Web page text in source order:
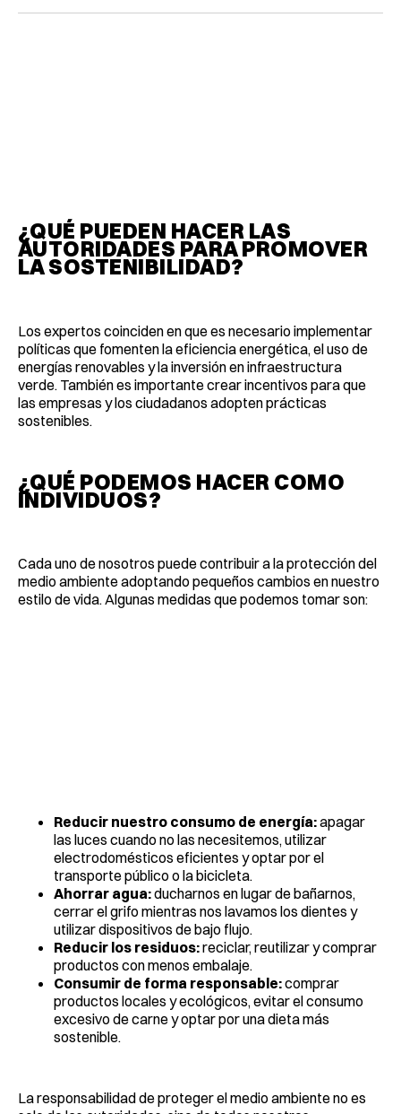
¿QUÉ PUEDEN HACER LAS
AUTORIDADES PARA PROMOVER
LA SOSTENIBILIDAD?
Los expertos coinciden en que es necesario implementar
políticas que fomenten la eficiencia energética, el uso de
energías renovables y la inversión en infraestructura
verde. También es importante crear incentivos para que
las empresas y los ciudadanos adopten prácticas
sostenibles.
¿QUÉ PODEMOS HACER COMO
INDIVIDUOS?
Cada uno de nosotros puede contribuir a la protección del
medio ambiente adoptando pequeños cambios en nuestro
estilo de vida. Algunas medidas que podemos tomar son:
Reducir nuestro consumo de energía:apagar
las luces cuando no las necesitemos, utilizar
electrodomésticos eficientes y optar por el
transporte público o la bicicleta.
Ahorrar agua:ducharnos en lugar de bañarnos,
cerrar el grifo mientras nos lavamos los dientes y
utilizar dispositivos de bajo flujo.
Reducir los residuos:reciclar, reutilizar y comprar
productos con menos embalaje.
Consumir de forma responsable:comprar
productos locales y ecológicos, evitar el consumo
excesivo de carne y optar por una dieta más
sostenible.
La responsabilidad de proteger el medio ambiente no es